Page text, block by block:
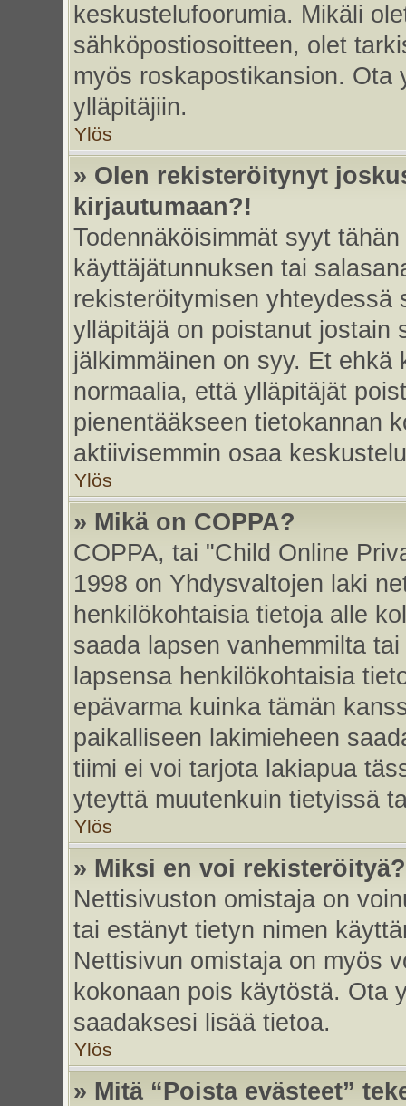
keskustelufoorumia. Mikäli
sähköpostiosoitteen, olet
myös roskapostikansion. Ota
ylläpitäjiin.
Ylös
» Olen rekisteröitynyt
kirjautumaan?!
Todennäköisimmät syyt
käyttäjätunnuksen tai
rekisteröitymisen yhteydessä
ylläpitäjä on poistanut jostain
jälkimmäinen on syy. Et
normaalia, että ylläpitäjät
pienentääkseen tietokannan
aktiivisemmin osaa
Ylös
» Mikä on COPPA?
COPPA, tai "Child Online
1998 on Yhdysvaltojen laki
henkilökohtaisia tietoja alle
saada lapsen vanhemmilta
lapsensa henkilökohtaisia
epävarma kuinka tämän
paikalliseen lakimieheen
tiimi ei voi tarjota lakiapua
yteyttä muutenkuin tietyissä
Ylös
» Miksi en voi rekisteröityä?
Nettisivuston omistaja on
tai estänyt tietyn nimen
Nettisivun omistaja on myös
kokonaan pois käytöstä. Ota
saadaksesi lisää tietoa.
Ylös
» Mitä “Poista evästeet”